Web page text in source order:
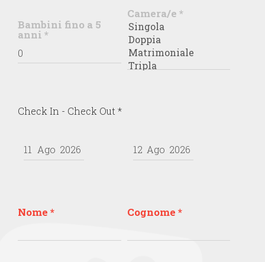
Bambini fino a 5
anni *
Camera/e *
Check In - Check Out*
Nome * Cognome *